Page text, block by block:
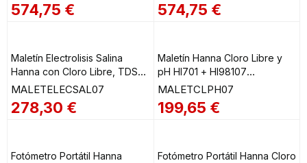
574,75 € 574,75 €
Maletín Electrolisis Salina
Hanna con Cloro Libre, TDS
(sal), Tª y pH HI7014 +
MALETELECSAL07
MALETELECSAL07
278,30 €
Maletín Hanna Cloro Libre y
pH HI701 + HI98107
MALETCLPH07
MALETCLPH07
199,65 €
Fotómetro Portátil Hanna
Fotómetro Portátil Hanna Cloro